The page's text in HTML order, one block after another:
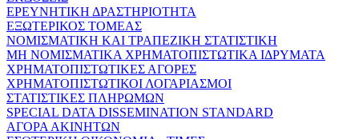
ΕΡΕΥΝΗΤΙΚΗ ΔΡΑΣΤΗΡΙΟΤΗΤΑ
ΕΞΩΤΕΡΙΚΟΣ ΤΟΜΕΑΣ
ΝΟΜΙΣΜΑΤΙΚΗ ΚΑΙ ΤΡΑΠΕΖΙΚΗ ΣΤΑΤΙΣΤΙΚΗ
ΜΗ ΝΟΜΙΣΜΑΤΙΚΑ ΧΡΗΜΑΤΟΠΙΣΤΩΤΙΚΑ ΙΔΡΥΜΑΤΑ
ΧΡΗΜΑΤΟΠΙΣΤΩΤΙΚΕΣ ΑΓΟΡΕΣ
ΧΡΗΜΑΤΟΠΙΣΤΩΤΙΚΟΙ ΛΟΓΑΡΙΑΣΜΟΙ
ΣΤΑΤΙΣΤΙΚΕΣ ΠΛΗΡΩΜΩΝ
SPECIAL DATA DISSEMINATION STANDARD
ΑΓΟΡΑ ΑΚΙΝΗΤΩΝ